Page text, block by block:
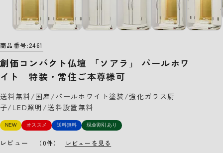
商品番号 2461
創価コンパクト仏壇 「ソアラ」 パールホワ
イト 特装・常住ご本尊様可
送料無料/国産/パールホワイト塗装/強化ガラス厨
子/LED照明/送料設置無料
NEW オススメ 送料無料 現金割引あり
レビュー （0件）
レビューを見る